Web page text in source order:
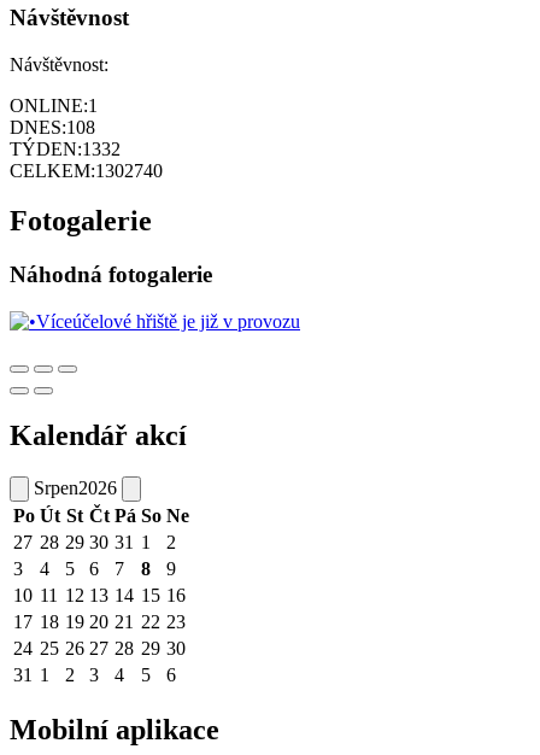
Návštěvnost
Návštěvnost:
ONLINE:1
DNES:108
TÝDEN:1332
CELKEM:1302740
Fotogalerie
Náhodná fotogalerie
Kalendář akcí
Srpen2026
Po Út St Čt Pá So Ne
27 28 29 30 31 1
2
3
4 5 6 7 8
9
10 11 12 13 14 15 16
17 18 19 20 21 22 23
24 25 26 27 28 29 30
31 1 2 3 4 5 6
Mobilní aplikace